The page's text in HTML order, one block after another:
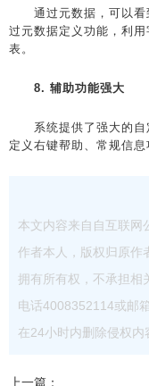
通过元数据，可以看
过元数据定义功能，利
表。
8. 辅助功能强大
系统提供了强大的自
定义右键帮助、常规信
本文内容来自自互联网
作者本人，版权归原作
拥有所有权，不承担相
电话4008352114或邮
在24小时内删除侵权内
上一篇：